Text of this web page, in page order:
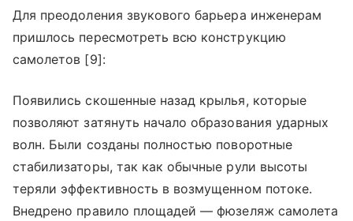
Для преодоления звукового барьера инженерам
пришлось пересмотреть всю конструкцию
самолетов [9]:
Появились скошенные назад крылья, которые
позволяют затянуть начало образования ударных
волн. Были созданы полностью поворотные
стабилизаторы, так как обычные рули высоты
теряли эффективность в возмущенном потоке.
Внедрено правило площадей — фюзеляж самолета